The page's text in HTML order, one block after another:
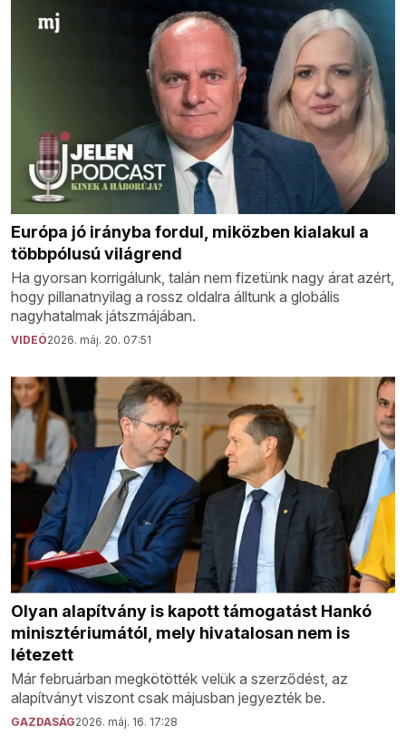
Európa jó irányba fordul, miközben kialakul a
többpólusú világrend
Ha gyorsan korrigálunk, talán nem fizetünk nagy árat azért,
hogy pillanatnyilag a rossz oldalra álltunk a globális
nagyhatalmak játszmájában.
VIDEÓ2026. máj. 20. 07:51
Olyan alapítvány is kapott támogatást Hankó
minisztériumától, mely hivatalosan nem is
létezett
Már februárban megkötötték velük a szerződést, az
alapítványt viszont csak májusban jegyezték be.
GAZDASÁG2026. máj. 16. 17:28